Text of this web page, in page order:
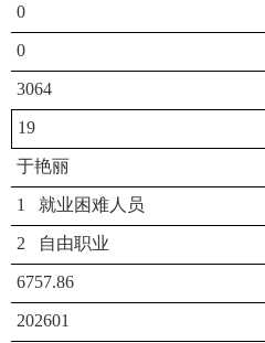
0
0
3064
19
于艳丽
1 就业困难人员
2 自由职业
6757.86
202601